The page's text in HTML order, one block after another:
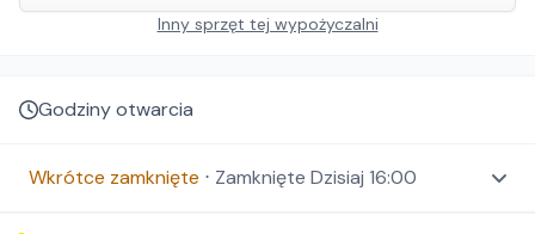
Inny sprzęt tej wypożyczalni
Godziny otwarcia
Wkrótce zamknięte ⋅ Zamknięte Dzisiaj 16:00